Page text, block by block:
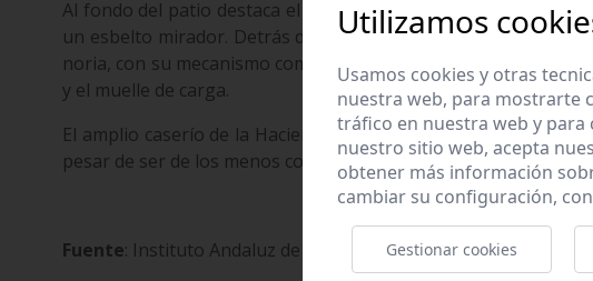
Al fondo del patio destaca el señorío, en origen de dos
un esbelto mirador. Detrás del señorío hay un pequeño jardín
noria, con su mecanismo completo. En el lateral opuesto de la
y el muelle de carga.
El amplio caserío de la Hacienda la Estrella es uno de los
pesar de ser de los menos conocidos, conservado además en
Fuente: Instituto Andaluz de Patrimonio Histórico. Consejería
Utilizamos
Usamos cookies y otras
nuestra web, para mostrarte
tráfico en nuestra web y
nuestro sitio web, acepta
obtener más información
cambiar su configuración,
Gestionar cookies